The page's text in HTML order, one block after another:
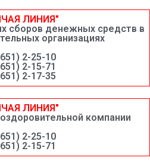
ЛИНИЯ"
сборов денежных средств в
организациях
2-25-10
2-15-71
2-17-35
ЛИНИЯ"
компании
2-25-10
2-15-71